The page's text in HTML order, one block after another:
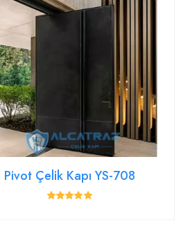
Pivot Çelik Kapı YS-708